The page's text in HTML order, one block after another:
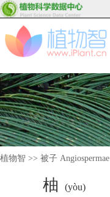
植物智 >> 被子 Angiospermae
柚 (yòu)